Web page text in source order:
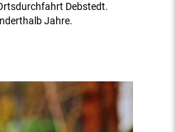
Debstedt.
Jahre.